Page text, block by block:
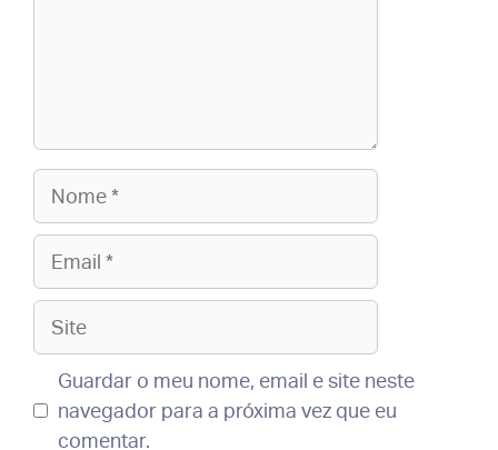
Nome
Email
Site
Guardar o meu nome, email e site neste
navegador para a próxima vez que eu
comentar.